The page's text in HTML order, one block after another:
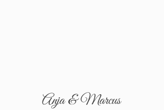
Anja & Marcus